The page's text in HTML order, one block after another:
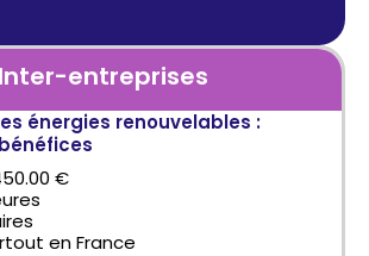
Inter-entreprises
énergies renouvelables :
€
en France